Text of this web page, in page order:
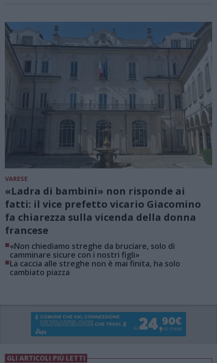
VARESE
«Ladra di bambini» non risponde ai
fatti: il vice prefetto vicario Giacomino
fa chiarezza sulla vicenda della donna
francese
■«Non chiediamo streghe da bruciare, solo di
camminare sicure con i nostri figli»
■La caccia alle streghe non è mai finita, ha solo
cambiato piazza
GLI ARTICOLI PIÙ LETTI